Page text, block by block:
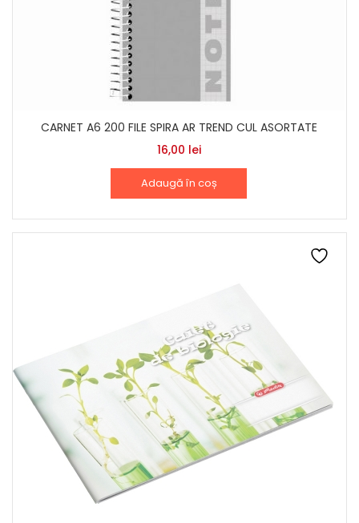
CARNET A6 200 FILE SPIRA AR TREND CUL ASORTATE
16,00 lei
Adaugă în coș